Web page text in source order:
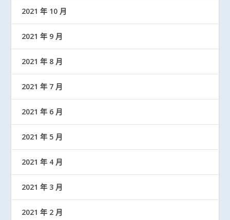
2021 年 10 月
2021 年 9 月
2021 年 8 月
2021 年 7 月
2021 年 6 月
2021 年 5 月
2021 年 4 月
2021 年 3 月
2021 年 2 月